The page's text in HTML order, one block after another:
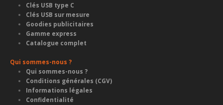
Clés USB type C
Clés USB sur mesure
Goodies publicitaires
Gamme express
Catalogue complet
Qui sommes-nous ?
Qui sommes-nous ?
Conditions générales (CGV)
Informations légales
Confidentialité